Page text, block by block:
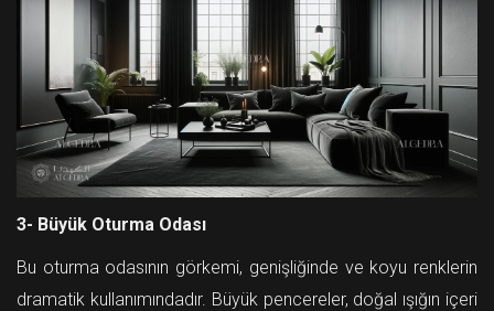
3- Büyük Oturma Odası
Bu oturma odasının görkemi, genişliğinde ve koyu renklerin
dramatik kullanımındadır. Büyük pencereler, doğal ışığın içeri